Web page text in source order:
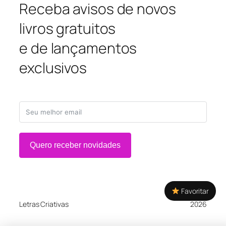
Receba avisos de novos
livros gratuitos
e de lançamentos
exclusivos
Quero receber novidades
Letras Criativas 2026
Favoritar